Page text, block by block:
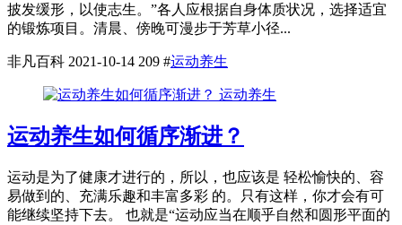
披发缓形，以使志生。”各人应根据自身体质状况，选择适宜
的锻炼项目。清晨、傍晚可漫步于芳草小径...
非凡百科 2021-10-14 209 #运动养生
运动养生
运动养生如何循序渐进？
运动是为了健康才进行的，所以，也应该是 轻松愉快的、容
易做到的、充满乐趣和丰富多彩 的。只有这样，你才会有可
能继续坚持下去。 也就是“运动应当在顺乎自然和圆形平面的